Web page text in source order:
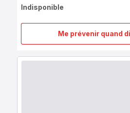
Me prévenir quand
On
Indisponible